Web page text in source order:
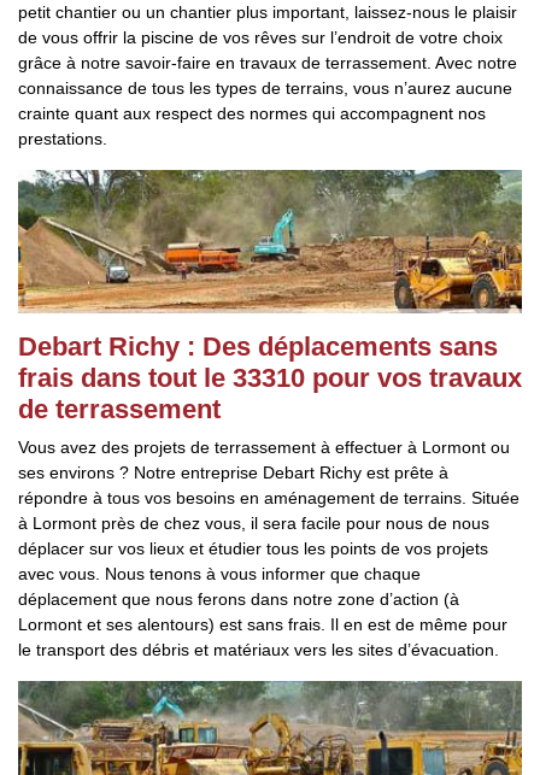
petit chantier ou un chantier plus important, laissez-nous le plaisir
de vous offrir la piscine de vos rêves sur l’endroit de votre choix
grâce à notre savoir-faire en travaux de terrassement. Avec notre
connaissance de tous les types de terrains, vous n’aurez aucune
crainte quant aux respect des normes qui accompagnent nos
prestations.
Debart Richy : Des déplacements sans
frais dans tout le 33310 pour vos travaux
de terrassement
Vous avez des projets de terrassement à effectuer à Lormont ou
ses environs ? Notre entreprise Debart Richy est prête à
répondre à tous vos besoins en aménagement de terrains. Située
à Lormont près de chez vous, il sera facile pour nous de nous
déplacer sur vos lieux et étudier tous les points de vos projets
avec vous. Nous tenons à vous informer que chaque
déplacement que nous ferons dans notre zone d’action (à
Lormont et ses alentours) est sans frais. Il en est de même pour
le transport des débris et matériaux vers les sites d’évacuation.